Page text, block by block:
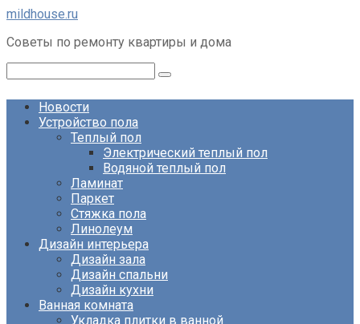
Перейти
контенту
mildhouse.ru
Советы по ремонту квартиры и дома
Новости
Устройство пола
Теплый пол
Электрический теплый пол
Водяной теплый пол
Ламинат
Паркет
Стяжка пола
Линолеум
Дизайн интерьера
Дизайн зала
Дизайн спальни
Дизайн кухни
Ванная комната
Укладка плитки в ванной